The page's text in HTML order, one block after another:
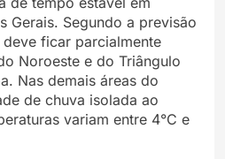
Gerais. Segundo a previsão
ficar parcialmente
Noroeste e do Triângulo
Nas demais áreas do
de chuva isolada ao
variam entre 4°C e